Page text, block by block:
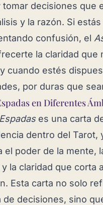
tomar decisiones que
y la razón. Si estás
confusión, el
la claridad que
cuando estés
por duras que
en Diferentes
es una carta
dentro del Tarot,
el poder de la mente,
la claridad que corta
Esta carta no solo
de decisiones, sino